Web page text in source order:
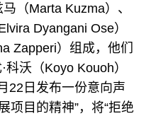
（Marta Kuzma）、
Dyangani Ose）
Zapperi）组成，他们
沃（Koyo Kouoh）
22日发布一份意向声
项目的精神”，将“拒绝